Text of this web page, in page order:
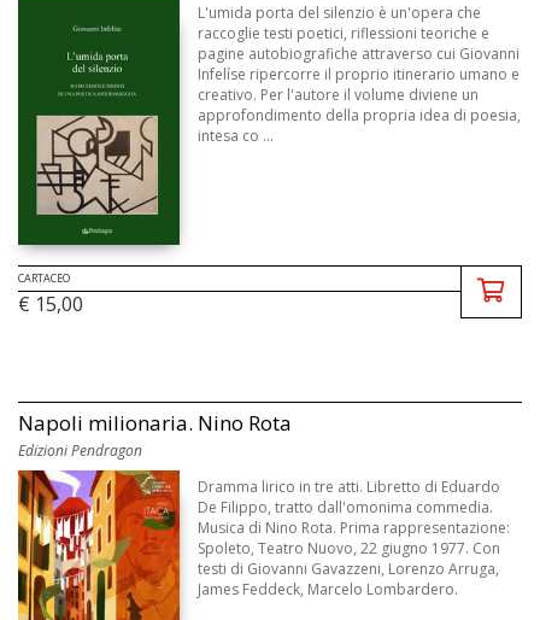
L'umida porta del silenzio è un'opera che
raccoglie testi poetici, riflessioni teoriche e
pagine autobiografiche attraverso cui Giovanni
Infelíse ripercorre il proprio itinerario umano e
creativo. Per l'autore il volume diviene un
approfondimento della propria idea di poesia,
intesa co ...
CARTACEO
€ 15,00
Napoli milionaria. Nino Rota
Edizioni Pendragon
Dramma lirico in tre atti. Libretto di Eduardo
De Filippo, tratto dall'omonima commedia.
Musica di Nino Rota. Prima rappresentazione:
Spoleto, Teatro Nuovo, 22 giugno 1977. Con
testi di Giovanni Gavazzeni, Lorenzo Arruga,
James Feddeck, Marcelo Lombardero.